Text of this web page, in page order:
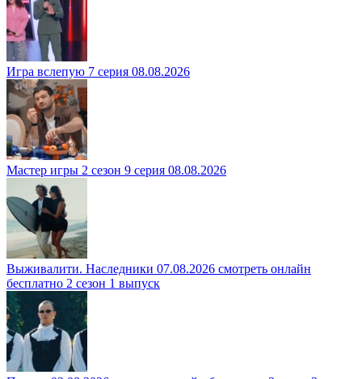
Игра вслепую 7 серия 08.08.2026
Мастер игры 2 сезон 9 серия 08.08.2026
Выживалити. Наследники 07.08.2026 смотреть онлайн
бесплатно 2 сезон 1 выпуск